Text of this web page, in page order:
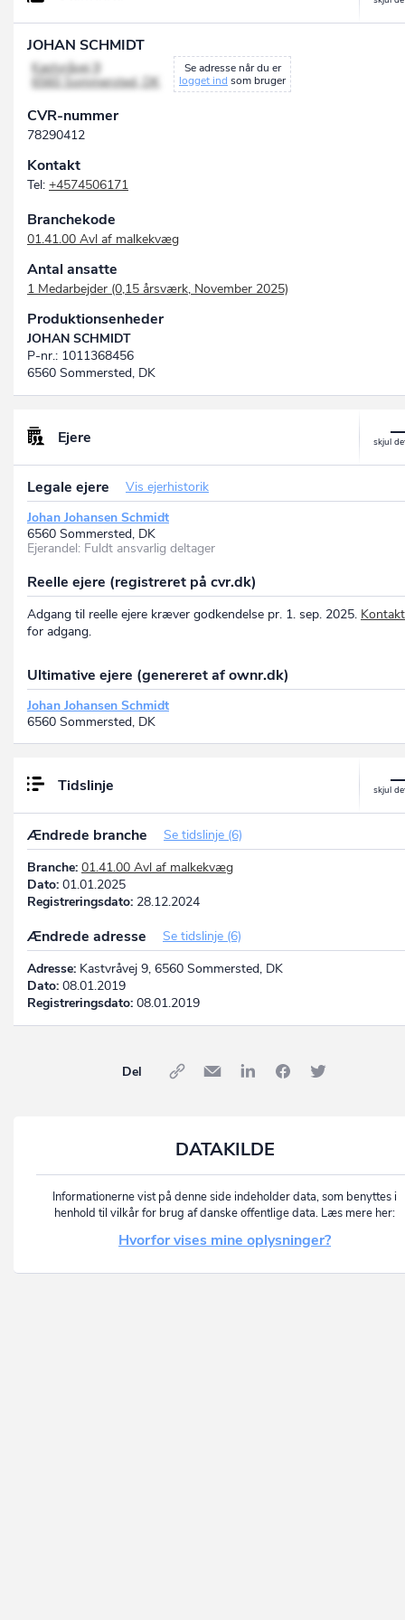
JOHAN SCHMIDT
Kastvråvej 9
6560 Sommersted, DK
Se adresse når du er
logget ind som bruger
CVR-nummer
78290412
Kontakt
Tel: +4574506171
Branchekode
01.41.00 Avl af malkekvæg
Antal ansatte
1 Medarbejder (0,15 årsværk, November 2025)
Produktionsenheder
JOHAN SCHMIDT
P-nr.: 1011368456
6560 Sommersted, DK
Ejere
Legale ejere
Vis ejerhistorik
Johan Johansen Schmidt
6560 Sommersted, DK
Ejerandel: Fuldt ansvarlig deltager
Reelle ejere (registreret på cvr.dk)
Adgang til reelle ejere kræver godkendelse pr. 1. sep. 2025.
for adgang.
Ultimative ejere (genereret af ownr.dk)
Johan Johansen Schmidt
6560 Sommersted, DK
Tidslinje
Ændrede branche
Se tidslinje (6)
Branche: 01.41.00 Avl af malkekvæg
Dato: 01.01.2025
Registreringsdato: 28.12.2024
Ændrede adresse
Se tidslinje (6)
Adresse: Kastvråvej 9, 6560 Sommersted, DK
Dato: 08.01.2019
Registreringsdato: 08.01.2019
Del
DATAKILDE
Informationerne vist på denne side indeholder data, som benyttes i
henhold til vilkår for brug af danske offentlige data. Læs mere her:
Hvorfor vises mine oplysninger?